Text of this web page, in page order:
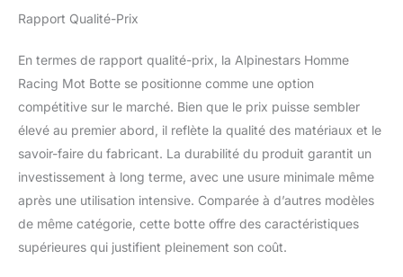
Rapport Qualité-Prix
En termes de rapport qualité-prix, la Alpinestars Homme
Racing Mot Botte se positionne comme une option
compétitive sur le marché. Bien que le prix puisse sembler
élevé au premier abord, il reflète la qualité des matériaux et le
savoir-faire du fabricant. La durabilité du produit garantit un
investissement à long terme, avec une usure minimale même
après une utilisation intensive. Comparée à d’autres modèles
de même catégorie, cette botte offre des caractéristiques
supérieures qui justifient pleinement son coût.